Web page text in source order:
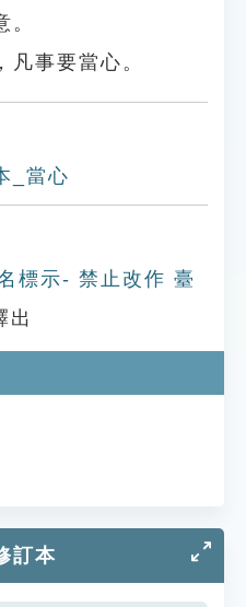
凡事要當心。
_當心
標示- 禁止改作 臺
出
訂本